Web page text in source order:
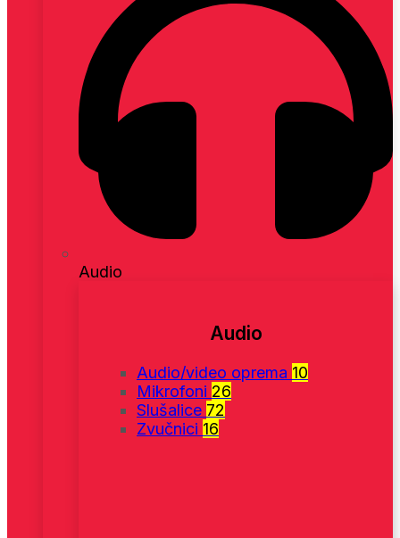
Audio
Audio
Audio/video oprema 10
Mikrofoni 26
Slušalice 72
Zvučnici 16